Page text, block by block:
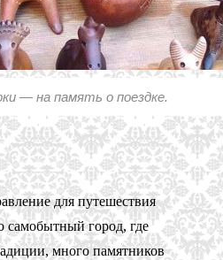
— на память о поездке.
для путешествия
самобытный город, где
много памятников